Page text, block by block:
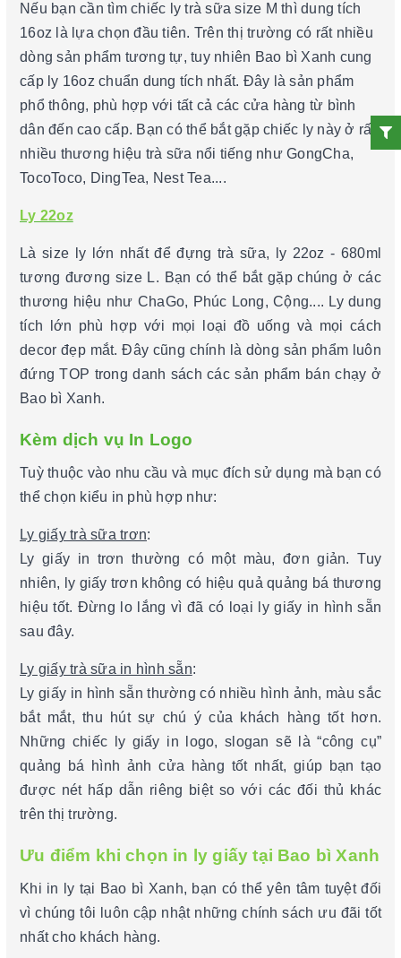
Nếu bạn cần tìm chiếc ly trà sữa size M thì dung tích
16oz là lựa chọn đầu tiên. Trên thị trường có rất nhiều
dòng sản phẩm tương tự, tuy nhiên Bao bì Xanh cung
cấp ly 16oz chuẩn dung tích nhất. Đây là sản phẩm
phổ thông, phù hợp với tất cả các cửa hàng từ bình
dân đến cao cấp. Bạn có thể bắt gặp chiếc ly này ở rất
nhiều thương hiệu trà sữa nổi tiếng như GongCha,
TocoToco, DingTea, Nest Tea....
Ly 22oz
Là size ly lớn nhất để đựng trà sữa, ly 22oz - 680ml
tương đương size L. Bạn có thể bắt gặp chúng ở các
thương hiệu như ChaGo, Phúc Long, Cộng.... Ly dung
tích lớn phù hợp với mọi loại đồ uống và mọi cách
decor đẹp mắt. Đây cũng chính là dòng sản phẩm luôn
đứng TOP trong danh sách các sản phẩm bán chạy ở
Bao bì Xanh.
Kèm dịch vụ In Logo
Tuỳ thuộc vào nhu cầu và mục đích sử dụng mà bạn có
thể chọn kiểu in phù hợp như:
Ly giấy trà sữa trơn:
Ly giấy in trơn thường có một màu, đơn giản. Tuy
nhiên, ly giấy trơn không có hiệu quả quảng bá thương
hiệu tốt. Đừng lo lắng vì đã có loại ly giấy in hình sẵn
sau đây.
Ly giấy trà sữa in hình sẵn:
Ly giấy in hình sẵn thường có nhiều hình ảnh, màu sắc
bắt mắt, thu hút sự chú ý của khách hàng tốt hơn.
Những chiếc ly giấy in logo, slogan sẽ là “công cụ”
quảng bá hình ảnh cửa hàng tốt nhất, giúp bạn tạo
được nét hấp dẫn riêng biệt so với các đối thủ khác
trên thị trường.
Ưu điểm khi chọn in ly giấy tại Bao bì Xanh
Khi in ly tại Bao bì Xanh, bạn có thể yên tâm tuyệt đối
vì chúng tôi luôn cập nhật những chính sách ưu đãi tốt
nhất cho khách hàng.